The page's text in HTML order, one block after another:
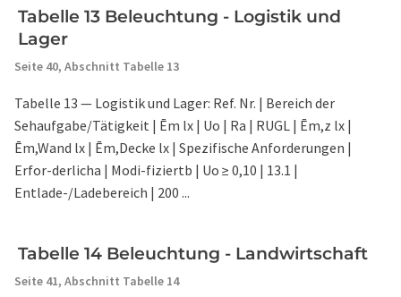
Tabelle 13 Beleuchtung - Logistik und
Lager
Seite 40, Abschnitt Tabelle 13
Tabelle 13 — Logistik und Lager: Ref. Nr. | Bereich der
Sehaufgabe/Tätigkeit | Ēm lx | Uo | Ra | RUGL | Ēm,z lx |
Ēm,Wand lx | Ēm,Decke lx | Spezifische Anforderungen |
Erfor-derlicha | Modi-fiziertb | Uo ≥ 0,10 | 13.1 |
Entlade-/Ladebereich | 200 ...
Tabelle 14 Beleuchtung - Landwirtschaft
Seite 41, Abschnitt Tabelle 14